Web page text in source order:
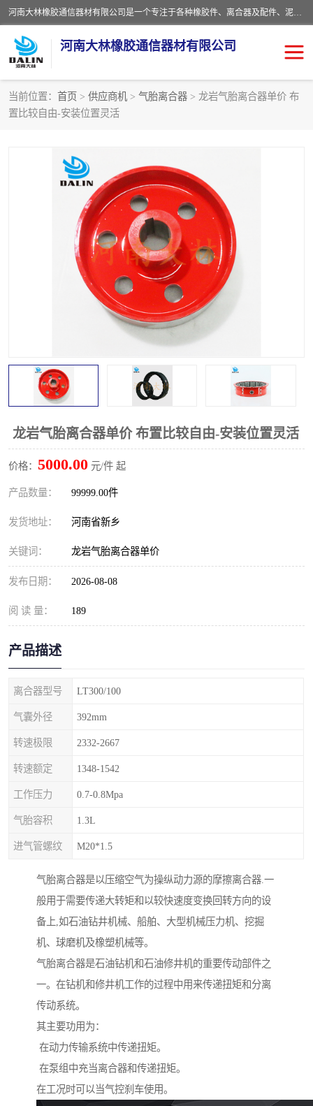
河南大林橡胶通信器材有限公司是一个专注于各种橡胶件、离合器及配件、泥浆泵及配件等产品设计制造和加工的企业。产品应用于矿山、冶金、石油、钢铁、化工、水泥、船舶、造纸、通用机械等各种大功率机械传动或制动装置。
河南大林橡胶通信器材有限公司
当前位置： 首页 > 供应商机 > 气胎离合器 > 龙岩气胎离合器单价 布
置比较自由-安装位置灵活
龙岩气胎离合器单价 布置比较自由-安装位置灵活
价格： 5000.00 元/件 起
产品数量： 99999.00件
发货地址： 河南省新乡
关键词： 龙岩气胎离合器单价
发布日期： 2026-08-08
阅 读 量： 189
产品描述
离合器型号 LT300/100
气囊外径 392mm
转速极限 2332-2667
转速额定 1348-1542
工作压力 0.7-0.8Mpa
气胎容积 1.3L
进气管螺纹 M20*1.5
气胎离合器是以压缩空气为操纵动力源的摩擦离合器.一
般用于需要传递大转矩和以较快速度变换回转方向的设
备上,如石油钻井机械、船舶、大型机械压力机、挖掘
机、球磨机及橡塑机械等。
气胎离合器是石油钻机和石油修井机的重要传动部件之
一。在钻机和修井机工作的过程中用来传递扭矩和分离
传动系统。
其主要功用为：
在动力传输系统中传递扭矩。
在泵组中充当离合器和传递扭矩。
在工况时可以当气控刹车使用。
推盘离合器
VC离合器
PO隔膜离合器 气胎离合器
泥浆泵空气包胶囊 气动元件
DY隔膜式离合器 CB离合器
实芯轮胎
联轴器